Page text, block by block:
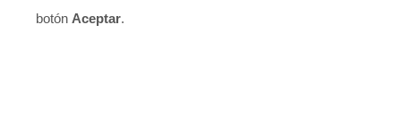
botón Aceptar.